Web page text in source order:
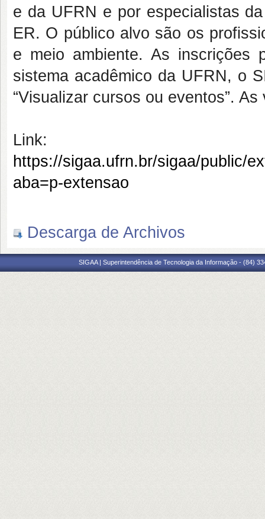
e da UFRN e por especialistas
ER. O público alvo são os
e meio ambiente. As inscrições
sistema acadêmico da UFRN, o
“Visualizar cursos ou eventos”.
Link:
https://sigaa.ufrn.br/sigaa/public/
aba=p-extensao
Descarga de Archivos
SIGAA | Superintendência de Tecnologia da Informação - (84)